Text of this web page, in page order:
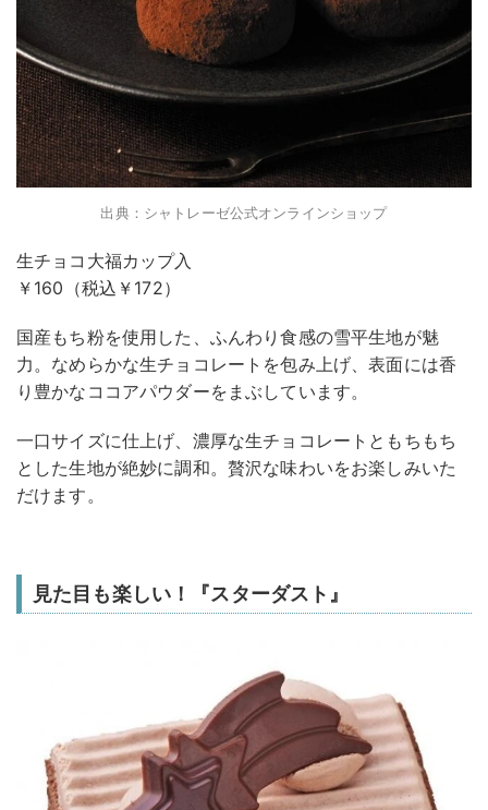
出典：シャトレーゼ公式オンラインショップ
生チョコ大福カップ入
￥160（税込￥172）
国産もち粉を使用した、ふんわり食感の雪平生地が魅
力。なめらかな生チョコレートを包み上げ、表面には香
り豊かなココアパウダーをまぶしています。
一口サイズに仕上げ、濃厚な生チョコレートともちもち
とした生地が絶妙に調和。贅沢な味わいをお楽しみいた
だけます。
見た目も楽しい！『スターダスト』